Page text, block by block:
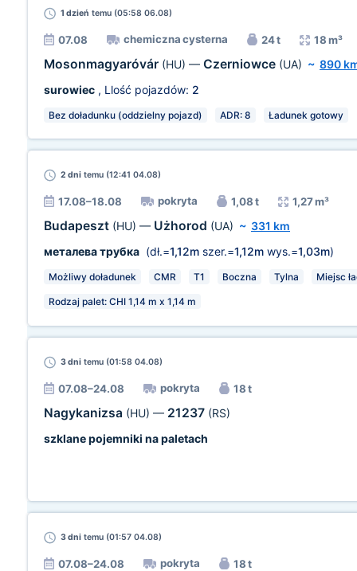
1 dzień temu (05:58 06.08)
07.08 chemiczna cysterna 24 t 18 m³
Mosonmagyaróvár (HU) — Czerniowce (UA) ~ 890
surowiec , Llość pojazdów: 2
Bez doładunku (oddzielny pojazd) ADR: 8 Ładunek gotowy
2 dni temu (12:41 04.08)
17.08–18.08 pokryta 1,08 t 1,27 m³
Budapeszt (HU) — Użhorod (UA) ~ 331 km
металева трубка (dł.=1,12m szer.=1,12m wys.=1,03m)
Możliwy doładunek CMR T1 Boczna Tylna Miejsc
Rodzaj palet: CHI 1,14 m х 1,14 m
3 dni temu (01:58 04.08)
07.08–24.08 pokryta 18 t
Nagykanizsa (HU) — 21237 (RS)
szklane pojemniki na paletach
3 dni temu (01:57 04.08)
07.08–24.08 pokryta 18 t